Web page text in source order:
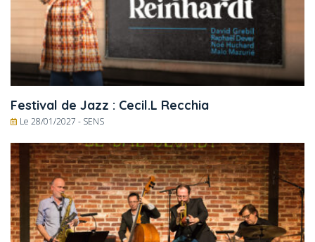
Festival de Jazz : Cecil.L Recchia
Le 28/01/2027 - SENS